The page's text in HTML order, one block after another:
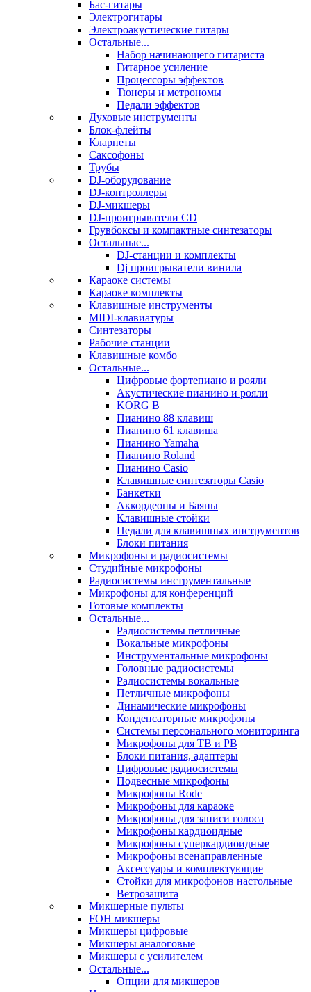
Бас-гитары
Электрогитары
Электроакустические гитары
Остальные...
Набор начинающего гитариста
Гитарное усиление
Процессоры эффектов
Тюнеры и метрономы
Педали эффектов
Духовые инструменты
Блок-флейты
Кларнеты
Саксофоны
Трубы
DJ-оборудование
DJ-контроллеры
DJ-микшеры
DJ-проигрыватели CD
Грувбоксы и компактные синтезаторы
Остальные...
DJ-станции и комплекты
Dj проигрыватели винила
Караоке системы
Караоке комплекты
Клавишные инструменты
MIDI-клавиатуры
Синтезаторы
Рабочие станции
Клавишные комбо
Остальные...
Цифровые фортепиано и рояли
Акустические пианино и рояли
KORG B
Пианино 88 клавиш
Пианино 61 клавиша
Пианино Yamaha
Пианино Roland
Пианино Casio
Клавишные синтезаторы Casio
Банкетки
Аккордеоны и Баяны
Клавишные стойки
Педали для клавишных инструментов
Блоки питания
Микрофоны и радиосистемы
Студийные микрофоны
Радиосистемы инструментальные
Микрофоны для конференций
Готовые комплекты
Остальные...
Радиосистемы петличные
Вокальные микрофоны
Инструментальные микрофоны
Головные радиосистемы
Радиосистемы вокальные
Петличные микрофоны
Динамические микрофоны
Конденсаторные микрофоны
Системы персонального мониторинга
Микрофоны для ТВ и РВ
Блоки питания, адаптеры
Цифровые радиосистемы
Подвесные микрофоны
Микрофоны Rode
Микрофоны для караоке
Микрофоны для записи голоса
Микрофоны кардиоидные
Микрофоны суперкардиоидные
Микрофоны всенаправленные
Аксессуары и комплектующие
Стойки для микрофонов настольные
Ветрозащита
Микшерные пульты
FOH микшеры
Микшеры цифровые
Микшеры аналоговые
Микшеры с усилителем
Остальные...
Опции для микшеров